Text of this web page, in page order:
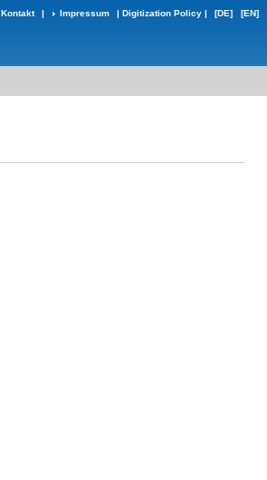
Kontakt | Impressum | Digitization Policy | [DE] [EN]